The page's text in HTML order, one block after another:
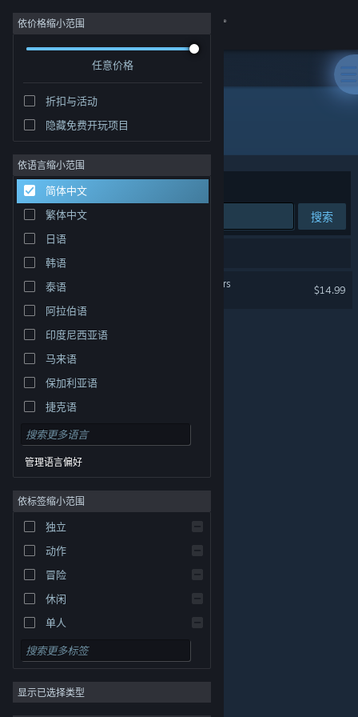
登录
社区
关于
客服
更改语言
获取 Steam 手机应用
查看桌面版网站
© Valve Corporation。保留所有权利。所有商标均为其在
美国及其它国家/地区的各自持有者所有。隐私政策|法
律信息|无障碍|Steam 订户协议
依价格缩小范围
任意价格
折扣与活动
隐藏免费开玩项目
依语言缩小范围
简体中文
繁体中文
日语
韩语
泰语
阿拉伯语
印度尼西亚语
马来语
保加利亚语
捷克语
丹麦语
德语
英语
西班牙语 - 西班牙
西班牙语 - 拉丁美洲
希腊语
管理语言偏好
依标签缩小范围
独立
动作
冒险
休闲
单人
模拟
角色扮演
策略
显示已选择类型
开发者: Takaya Imamura
排序依据 相关性
搜索
1 个匹配的搜索结果。
OMEGA 6 The Triangle Stars
$14.99